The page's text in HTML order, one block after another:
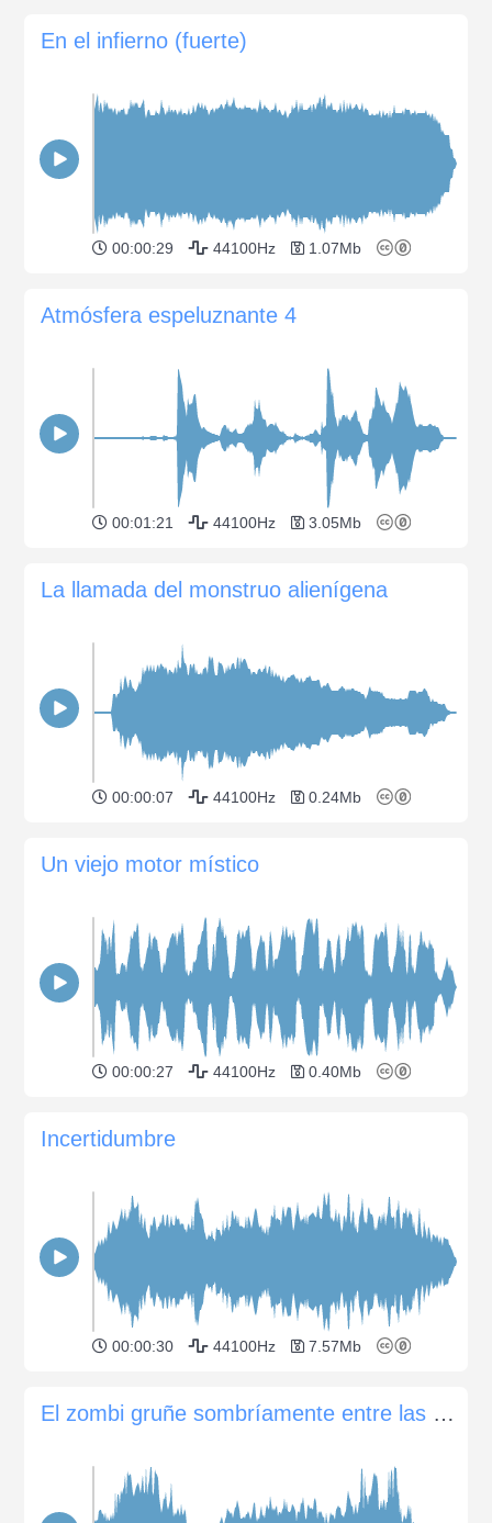
En el infierno (fuerte)
00:00:29 44100Hz 1.07Mb
Atmósfera espeluznante 4
00:01:21 44100Hz 3.05Mb
La llamada del monstruo alienígena
00:00:07 44100Hz 0.24Mb
Un viejo motor místico
00:00:27 44100Hz 0.40Mb
Incertidumbre
00:00:30 44100Hz 7.57Mb
El zombi gruñe sombríamente entre las sombras